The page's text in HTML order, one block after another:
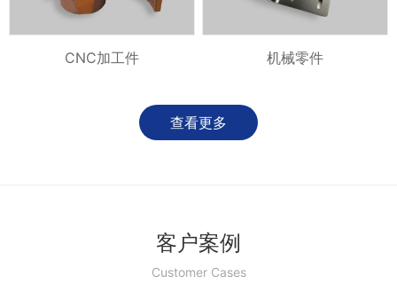
CNC加工件 机械零件
查看更多
客户案例
Customer Cases